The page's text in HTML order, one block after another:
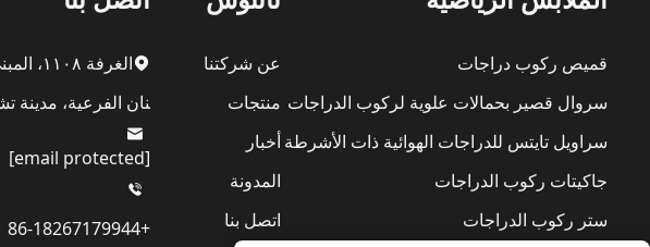
قميص ركوب دراجات
سروال قصير بحمالات علوية لركوب الدراجات
سراويل تايتس للدراجات الهوائية ذات الأشرطة
جاكيتات ركوب الدراجات
ستر ركوب الدراجات
عن شركتنا
منتجات
أخبار
المدونة
اتصل بنا
نان الفرعية، مدينة
[email protected]
+86-18267179944